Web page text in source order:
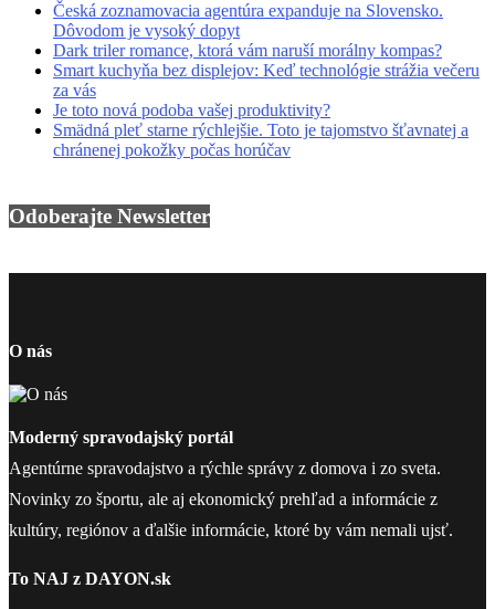
Česká zoznamovacia agentúra expanduje na Slovensko.
Dôvodom je vysoký dopyt
Dark triler romance, ktorá vám naruší morálny kompas?
Smart kuchyňa bez displejov: Keď technológie strážia večeru
za vás
Je toto nová podoba vašej produktivity?
Smädná pleť starne rýchlejšie. Toto je tajomstvo šťavnatej a
chránenej pokožky počas horúčav
Odoberajte Newsletter
O nás
Moderný spravodajský portál
Agentúrne spravodajstvo a rýchle správy z domova i zo sveta.
Novinky zo športu, ale aj ekonomický prehľad a informácie z
kultúry, regiónov a ďalšie informácie, ktoré by vám nemali ujsť.
To NAJ z DAYON.sk